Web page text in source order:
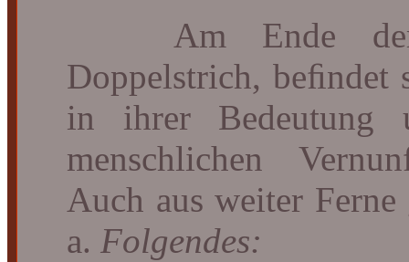
Am Ende der
Doppelstrich, beﬁndet
in ihrer Bedeutung
menschlichen
Auch aus weiter
a. Folgendes: